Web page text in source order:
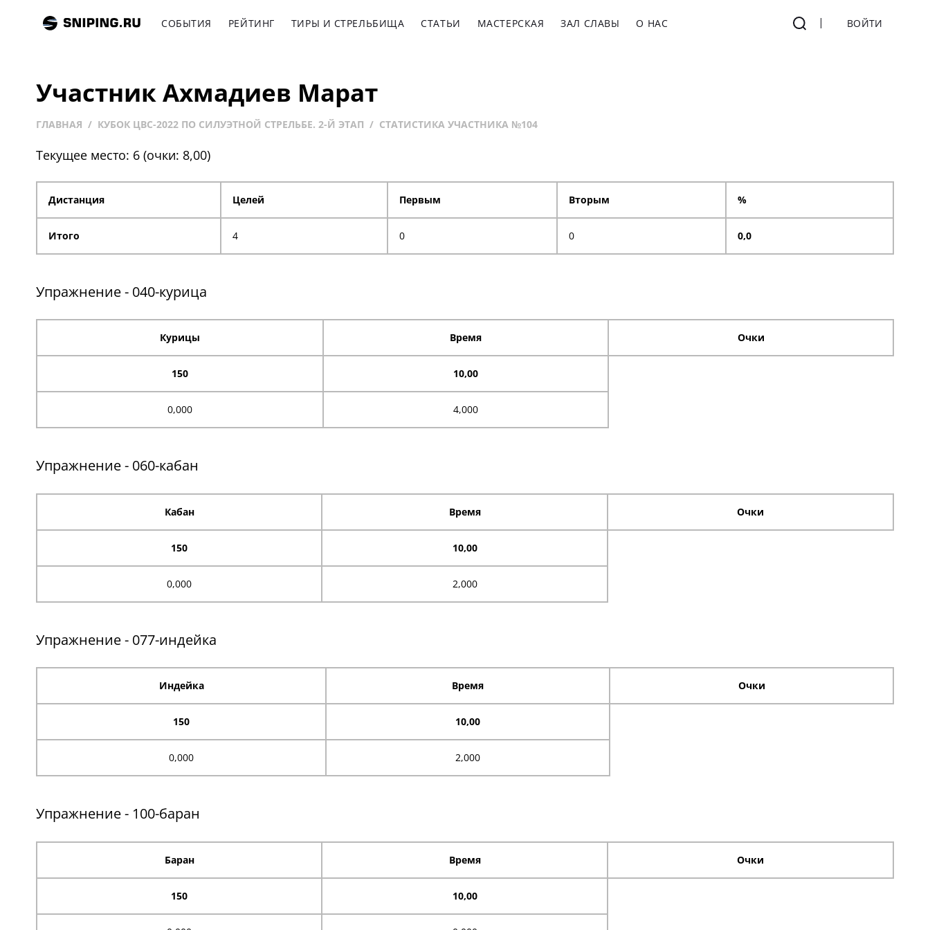
СОБЫТИЯ РЕЙТИНГ ТИРЫ И СТРЕЛЬБИЩА СТАТЬИ МАСТЕРСКАЯ ЗАЛ СЛАВЫ О НАС ВОЙТИ
Участник Ахмадиев Марат
ГЛАВНАЯ КУБОК ЦВС-2022 ПО СИЛУЭТНОЙ СТРЕЛЬБЕ. 2-Й ЭТАП СТАТИСТИКА УЧАСТНИКА №104
Текущее место: 6 (очки: 8,00)
Дистанция Целей Первым Вторым %
Итого 4 0 0 0,0
Упражнение - 040-курица
Курицы Время Очки
150 10,00
0,000 4,000
Упражнение - 060-кабан
Кабан Время Очки
150 10,00
0,000 2,000
Упражнение - 077-индейка
Индейка Время Очки
150 10,00
0,000 2,000
Упражнение - 100-баран
Баран Время Очки
150 10,00